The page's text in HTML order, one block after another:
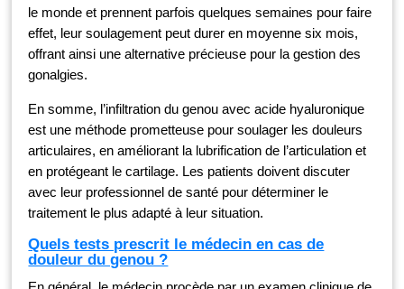
le monde et prennent parfois quelques semaines pour faire
effet, leur soulagement peut durer en moyenne six mois,
offrant ainsi une alternative précieuse pour la gestion des
gonalgies.
En somme, l’infiltration du genou avec acide hyaluronique
est une méthode prometteuse pour soulager les douleurs
articulaires, en améliorant la lubrification de l’articulation et
en protégeant le cartilage. Les patients doivent discuter
avec leur professionnel de santé pour déterminer le
traitement le plus adapté à leur situation.
Quels tests prescrit le médecin en cas de
douleur du genou ?